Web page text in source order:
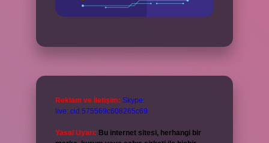
Reklam ve İletişim: Skype:
live:.cid.575569c608265c69
Yasal Uyarı: Bu internet sitesi, herhangi bir